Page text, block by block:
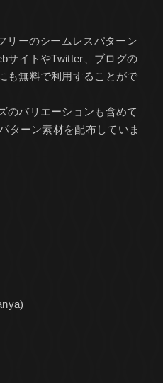
ーのシームレスパターン
サイトやTwitter、ブログの
も無料で利用することがで
バリエーションも含めて
ターン素材を配布していま